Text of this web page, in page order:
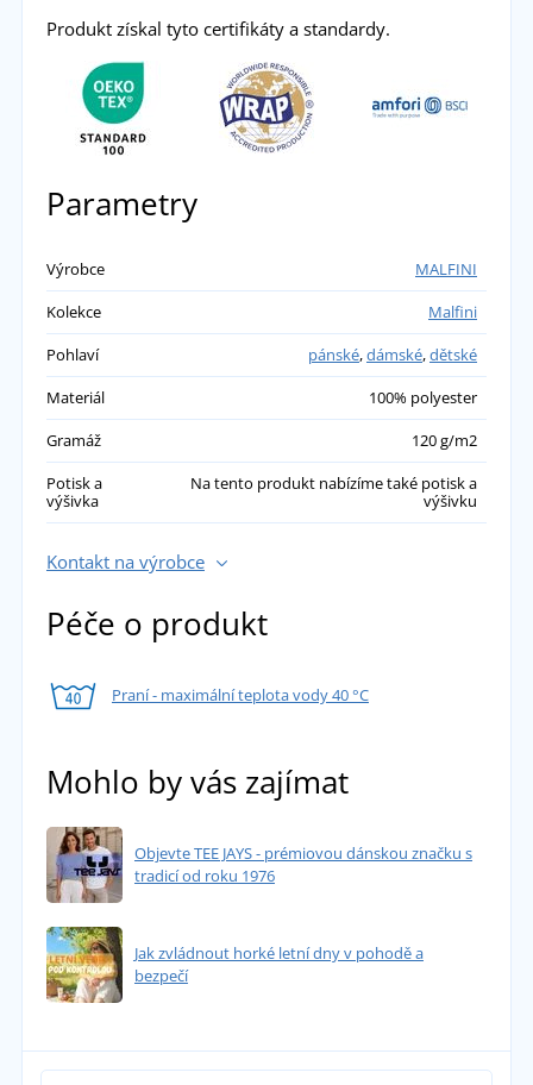
Produkt získal tyto certifikáty a standardy.
Parametry
Výrobce
MALFINI
Kolekce
Malfini
Pohlaví
pánské,dámské,dětské
Materiál
100% polyester
Gramáž
120 g/m2
Potisk a
výšivka
Na tento produkt nabízíme také potisk a
výšivku
Kontakt na výrobce
Péče o produkt
Praní - maximální teplota vody 40 °C
Mohlo by vás zajímat
Objevte TEE JAYS - prémiovou dánskou značku s
tradicí od roku 1976
Jak zvládnout horké letní dny v pohodě a
bezpečí